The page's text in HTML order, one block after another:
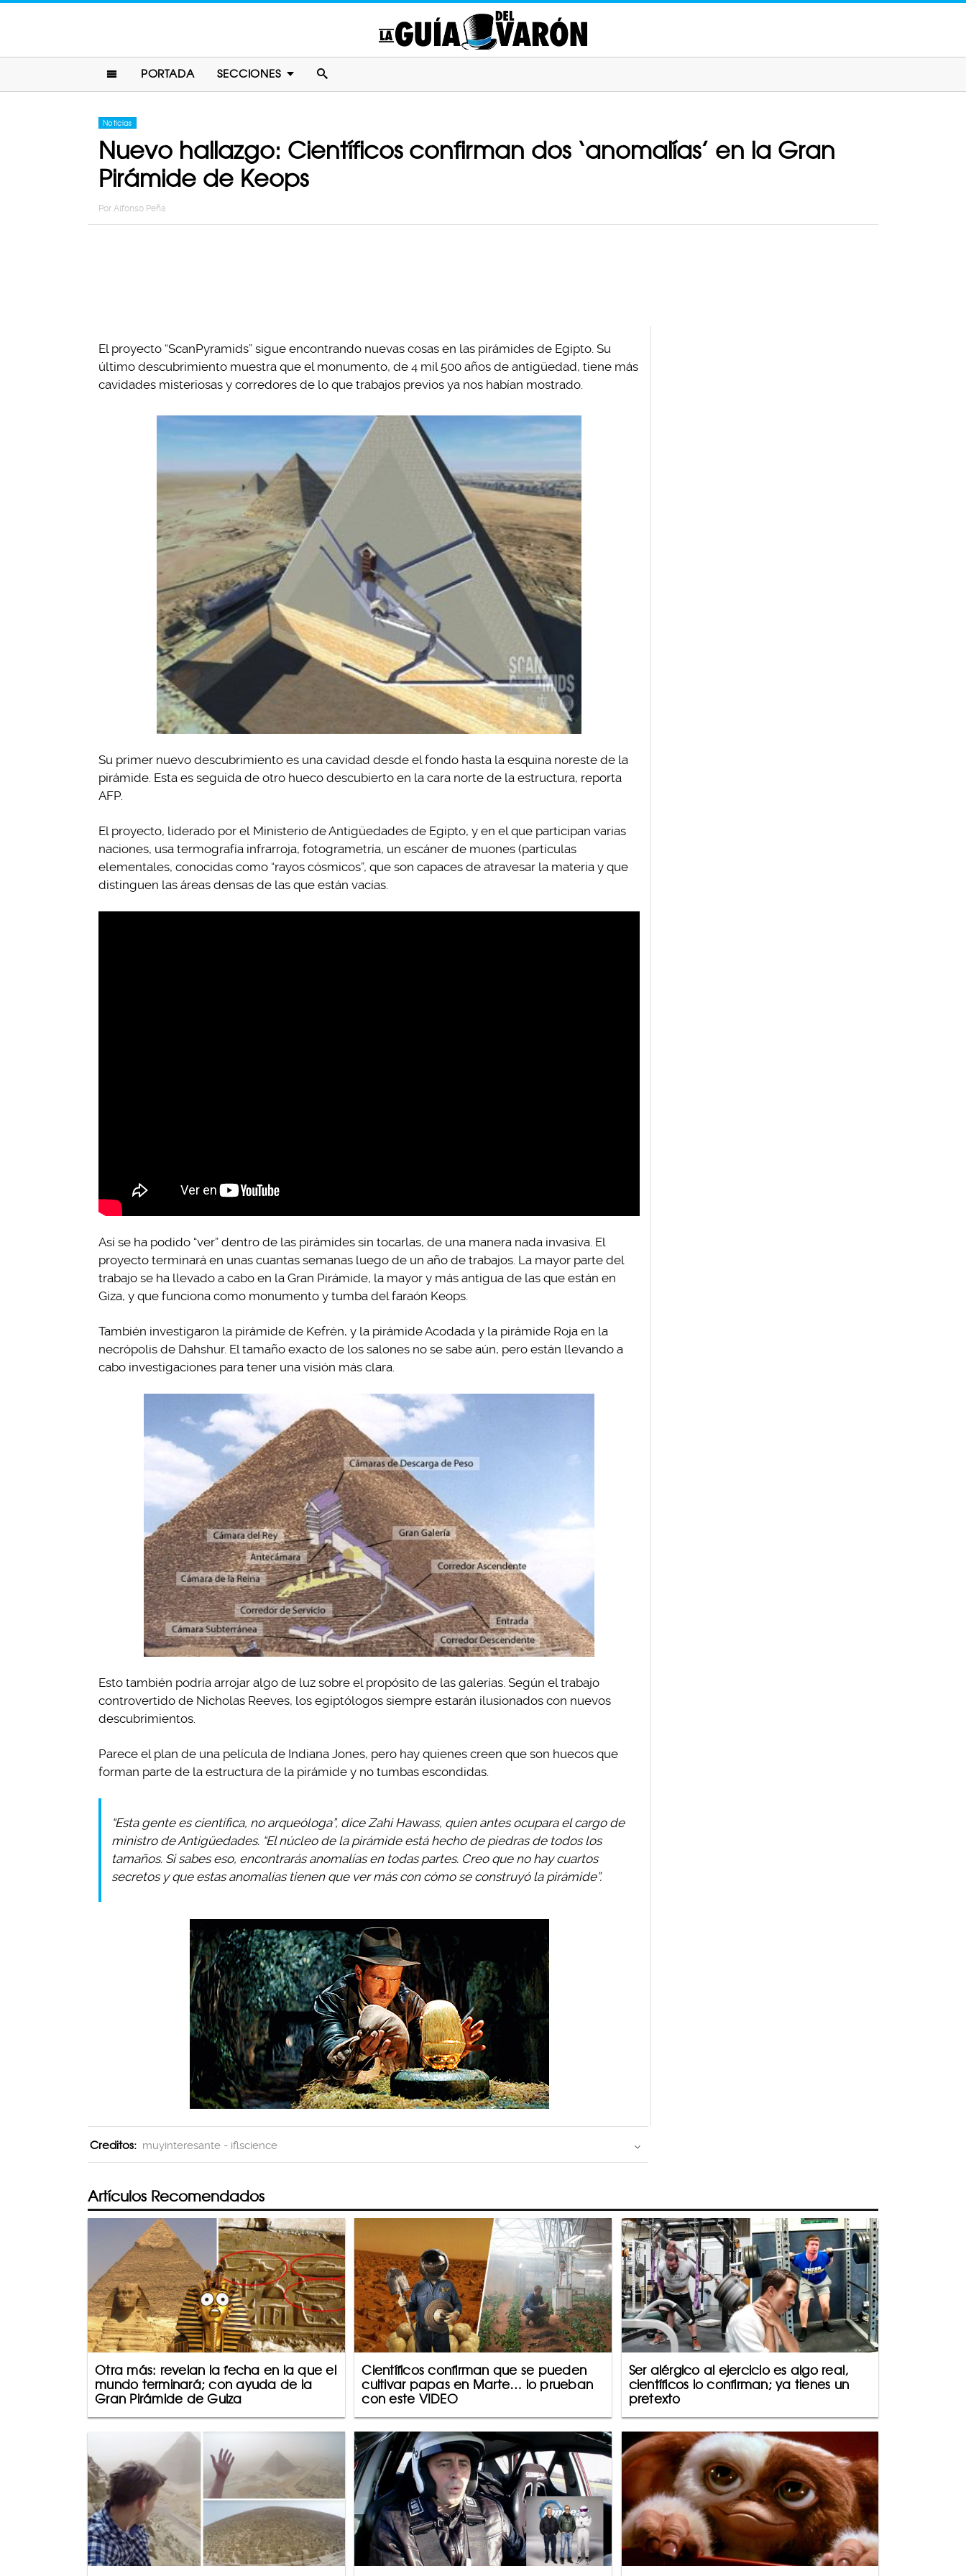
PORTADA SECCIONES
Noticias
Nuevo hallazgo: Científicos confirman dos ‘anomalías’ en la Gran
Pirámide de Keops
Por Alfonso Peña
El proyecto “ScanPyramids” sigue encontrando nuevas cosas en las pirámides de Egipto. Su
último descubrimiento muestra que el monumento, de 4 mil 500 años de antigüedad, tiene más
cavidades misteriosas y corredores de lo que trabajos previos ya nos habían mostrado.
Su primer nuevo descubrimiento es una cavidad desde el fondo hasta la esquina noreste de la
pirámide. Esta es seguida de otro hueco descubierto en la cara norte de la estructura, reporta
AFP.
El proyecto, liderado por el Ministerio de Antigüedades de Egipto, y en el que participan varias
naciones, usa termografía infrarroja, fotogrametría, un escáner de muones (partículas
elementales, conocidas como “rayos cósmicos”, que son capaces de atravesar la materia y que
distinguen las áreas densas de las que están vacías.
Así se ha podido “ver” dentro de las pirámides sin tocarlas, de una manera nada invasiva. El
proyecto terminará en unas cuantas semanas luego de un año de trabajos. La mayor parte del
trabajo se ha llevado a cabo en la Gran Pirámide, la mayor y más antigua de las que están en
Giza, y que funciona como monumento y tumba del faraón Keops.
También investigaron la pirámide de Kefrén, y la pirámide Acodada y la pirámide Roja en la
necrópolis de Dahshur. El tamaño exacto de los salones no se sabe aún, pero están llevando a
cabo investigaciones para tener una visión más clara.
Esto también podría arrojar algo de luz sobre el propósito de las galerías. Según el trabajo
controvertido de Nicholas Reeves, los egiptólogos siempre estarán ilusionados con nuevos
descubrimientos.
Parece el plan de una película de Indiana Jones, pero hay quienes creen que son huecos que
forman parte de la estructura de la pirámide y no tumbas escondidas.
“Esta gente es científica, no arqueóloga”, dice Zahi Hawass, quien antes ocupara el cargo de
ministro de Antigüedades. “El núcleo de la pirámide está hecho de piedras de todos los
tamaños. Si sabes eso, encontrarás anomalías en todas partes. Creo que no hay cuartos
secretos y que estas anomalías tienen que ver más con cómo se construyó la pirámide”.
Creditos: muyinteresante - iflscience
Artículos Recomendados
Otra más: revelan la fecha en la que el
mundo terminará; con ayuda de la
Gran Pirámide de Guiza
Científicos confirman que se pueden
cultivar papas en Marte… lo prueban
con este VIDEO
Ser alérgico al ejercicio es algo real,
científicos lo confirman; ya tienes un
pretexto